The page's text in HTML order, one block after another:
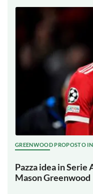
GREENWOOD PROPOSTO IN
Pazza idea in
Mason Greenwood